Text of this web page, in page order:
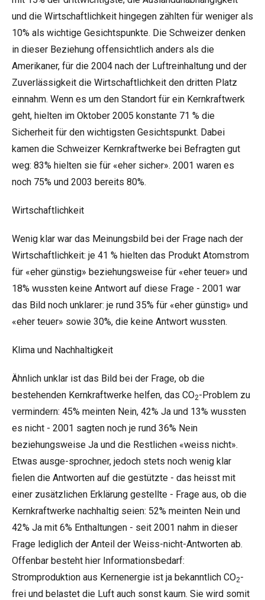
und die Wirtschaftlichkeit hingegen zählten für weniger als
10% als wichtige Gesichtspunkte. Die Schweizer denken
in dieser Beziehung offensichtlich anders als die
Amerikaner, für die 2004 nach der Luftreinhaltung und der
Zuverlässigkeit die Wirtschaftlichkeit den dritten Platz
einnahm. Wenn es um den Standort für ein Kernkraftwerk
geht, hielten im Oktober 2005 konstante 71 % die
Sicherheit für den wichtigsten Gesichtspunkt. Dabei
kamen die Schweizer Kernkraftwerke bei Befragten gut
weg: 83% hielten sie für «eher sicher». 2001 waren es
noch 75% und 2003 bereits 80%.
Wirtschaftlichkeit
Wenig klar war das Meinungsbild bei der Frage nach der
Wirtschaftlichkeit: je 41 % hielten das Produkt Atomstrom
für «eher günstig» beziehungsweise für «eher teuer» und
18% wussten keine Antwort auf diese Frage - 2001 war
das Bild noch unklarer: je rund 35% für «eher günstig» und
«eher teuer» sowie 30%, die keine Antwort wussten.
Klima und Nachhaltigkeit
Ähnlich unklar ist das Bild bei der Frage, ob die
bestehenden Kernkraftwerke helfen, das CO2-Problem zu
vermindern: 45% meinten Nein, 42% Ja und 13% wussten
es nicht - 2001 sagten noch je rund 36% Nein
beziehungsweise Ja und die Restlichen «weiss nicht».
Etwas ausge-sprochner, jedoch stets noch wenig klar
fielen die Antworten auf die gestützte - das heisst mit
einer zusätzlichen Erklärung gestellte - Frage aus, ob die
Kernkraftwerke nachhaltig seien: 52% meinten Nein und
42% Ja mit 6% Enthaltungen - seit 2001 nahm in dieser
Frage lediglich der Anteil der Weiss-nicht-Antworten ab.
Offenbar besteht hier Informationsbedarf:
Stromproduktion aus Kernenergie ist ja bekanntlich CO2-
frei und belastet die Luft auch sonst kaum. Sie wird somit